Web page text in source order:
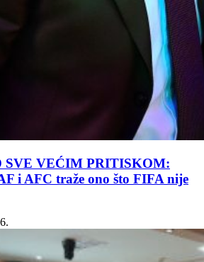
SVE VEĆIM PRITISKOM:
i AFC traže ono što FIFA nije